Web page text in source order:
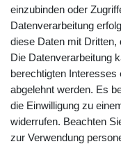
YouTube
einzubinden oder
Datenverarbeitung
diese Daten mit Dritten,
Die Datenverarbeitung
berechtigten
abgelehnt werden. Es
die Einwilligung zu
widerrufen. Beachten
zur Verwendung